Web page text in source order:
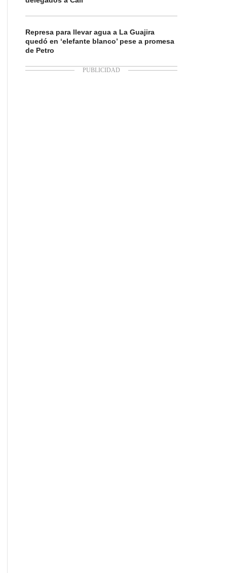
Represa para llevar agua a La Guajira
quedó en ‘elefante blanco’ pese a promesa
de Petro